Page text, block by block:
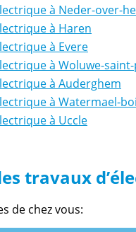
à Neder-over-
à Haren
à Evere
à Woluwe-
à Auderghem
à Watermael-
à Uccle
travaux
de chez vous: